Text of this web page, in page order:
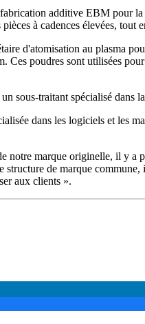
additive EBM pour
à cadences élevées, tout
d'atomisation au plasma
Ces poudres sont utilisées
sous-traitant spécialisé
dans les logiciels et les
notre marque originelle, il y
de marque
aux clients ».